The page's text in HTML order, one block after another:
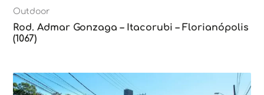
Outdoor
Rod. Admar Gonzaga – Itacorubi – Florianópolis
(1067)